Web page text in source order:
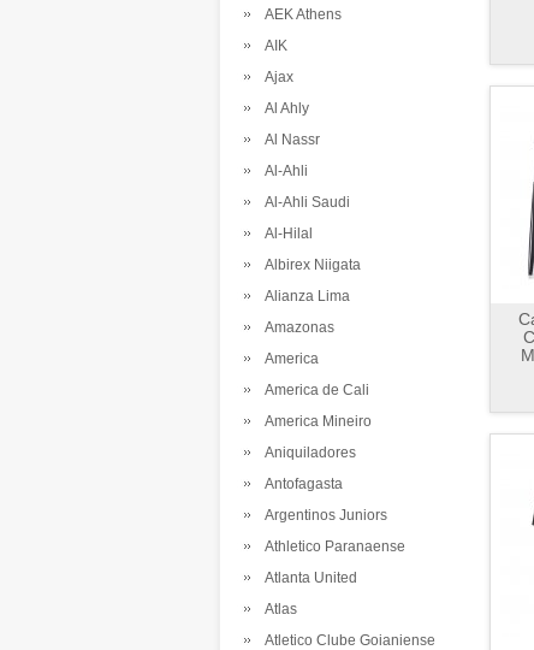
AEK Athens
AIK
Ajax
Al Ahly
Al Nassr
Al-Ahli
Al-Ahli Saudi
Al-Hilal
Albirex Niigata
Alianza Lima
Amazonas
America
America de Cali
America Mineiro
Aniquiladores
Antofagasta
Argentinos Juniors
Athletico Paranaense
Atlanta United
Atlas
Atletico Clube Goianiense